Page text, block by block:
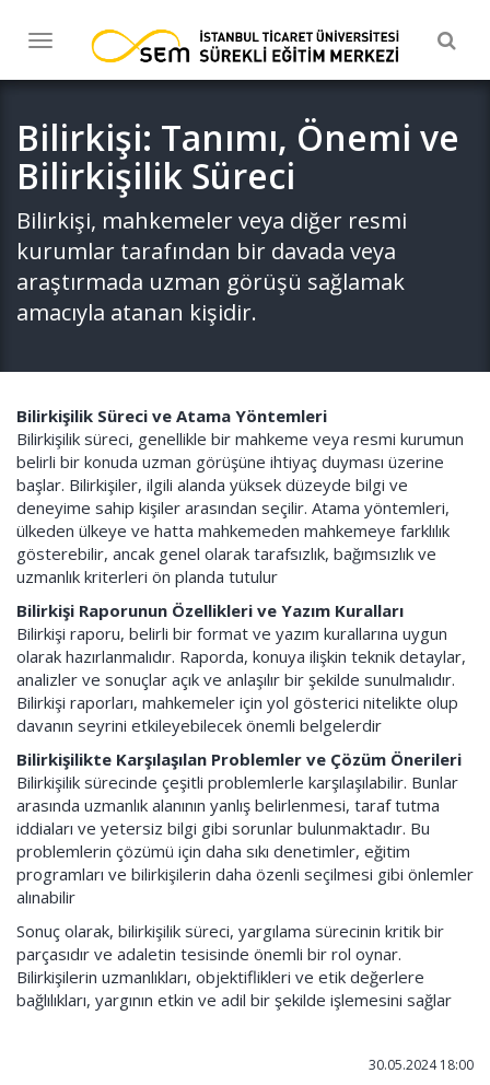
Toggle
navigation
Bilirkişi: Tanımı, Önemi ve
Bilirkişilik Süreci
Bilirkişi, mahkemeler veya diğer resmi
kurumlar tarafından bir davada veya
araştırmada uzman görüşü sağlamak
amacıyla atanan kişidir.
Bilirkişilik Süreci ve Atama Yöntemleri
Bilirkişilik süreci, genellikle bir mahkeme veya resmi kurumun
belirli bir konuda uzman görüşüne ihtiyaç duyması üzerine
başlar. Bilirkişiler, ilgili alanda yüksek düzeyde bilgi ve
deneyime sahip kişiler arasından seçilir. Atama yöntemleri,
ülkeden ülkeye ve hatta mahkemeden mahkemeye farklılık
gösterebilir, ancak genel olarak tarafsızlık, bağımsızlık ve
uzmanlık kriterleri ön planda tutulur
Bilirkişi Raporunun Özellikleri ve Yazım Kuralları
Bilirkişi raporu, belirli bir format ve yazım kurallarına uygun
olarak hazırlanmalıdır. Raporda, konuya ilişkin teknik detaylar,
analizler ve sonuçlar açık ve anlaşılır bir şekilde sunulmalıdır.
Bilirkişi raporları, mahkemeler için yol gösterici nitelikte olup
davanın seyrini etkileyebilecek önemli belgelerdir
Bilirkişilikte Karşılaşılan Problemler ve Çözüm Önerileri
Bilirkişilik sürecinde çeşitli problemlerle karşılaşılabilir. Bunlar
arasında uzmanlık alanının yanlış belirlenmesi, taraf tutma
iddiaları ve yetersiz bilgi gibi sorunlar bulunmaktadır. Bu
problemlerin çözümü için daha sıkı denetimler, eğitim
programları ve bilirkişilerin daha özenli seçilmesi gibi önlemler
alınabilir
Sonuç olarak, bilirkişilik süreci, yargılama sürecinin kritik bir
parçasıdır ve adaletin tesisinde önemli bir rol oynar.
Bilirkişilerin uzmanlıkları, objektiflikleri ve etik değerlere
bağlılıkları, yargının etkin ve adil bir şekilde işlemesini sağlar
30.05.2024 18:00